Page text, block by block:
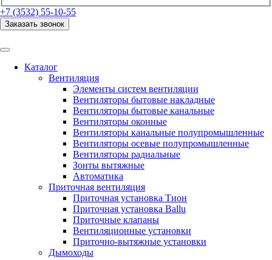
+7 (3532) 55-10-55
Заказать звонок
Каталог
Вентиляция
Элементы систем вентиляции
Вентиляторы бытовые накладные
Вентиляторы бытовые канальные
Вентиляторы оконные
Вентиляторы канальные полупромышленные
Вентиляторы осевые полупромышленные
Вентиляторы радиальные
Зонты вытяжные
Автоматика
Приточная вентиляция
Приточная установка Тион
Приточная установка Ballu
Приточные клапаны
Вентиляционные установки
Приточно-вытяжные установки
Дымоходы